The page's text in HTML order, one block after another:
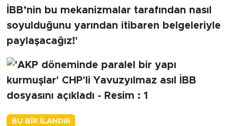
İBB’nin bu mekanizmalar tarafından nasıl
soyulduğunu yarından itibaren belgeleriyle
paylaşacağız!'
BU BIR İLANDIR